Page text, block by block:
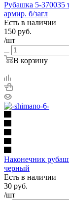
Рубашка 5-370035
армир. б/загл
Есть в наличии
150 руб.
/шт
В корзину
Наконечник
черный
Есть в наличии
30 руб.
/шт